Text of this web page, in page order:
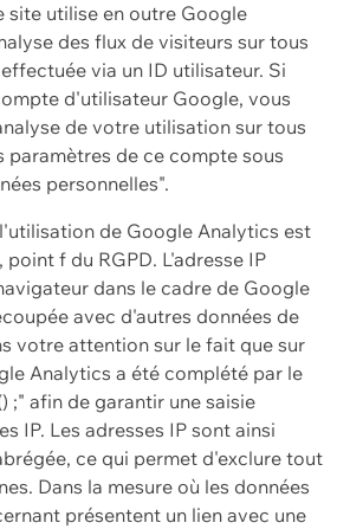
site utilise en outre Google
des flux de visiteurs sur tous
via un ID utilisateur. Si
d'utilisateur Google, vous
de votre utilisation sur tous
paramètres de ce compte sous
personnelles".
de Google Analytics est
point f du RGPD. L'adresse IP
dans le cadre de Google
avec d'autres données de
votre attention sur le fait que sur
Analytics a été complété par le
;" afin de garantir une saisie
IP. Les adresses IP sont ainsi
ce qui permet d'exclure tout
Dans la mesure où les données
présentent un lien avec une